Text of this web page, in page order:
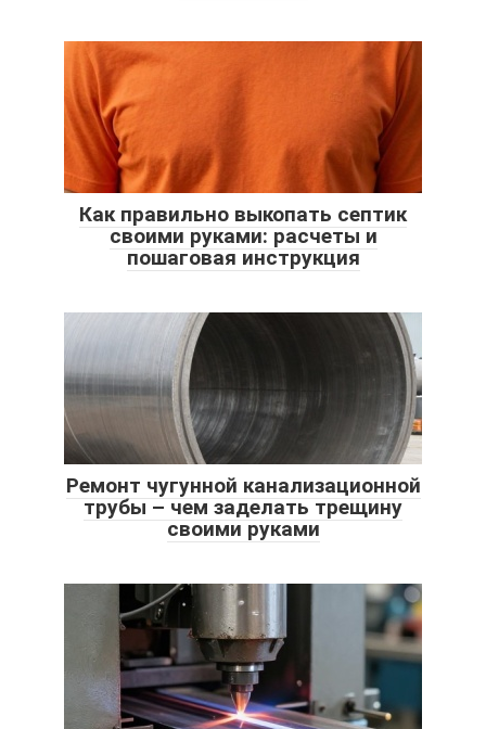
Как правильно выкопать септик
своими руками: расчеты и
пошаговая инструкция
Ремонт чугунной канализационной
трубы – чем заделать трещину
своими руками